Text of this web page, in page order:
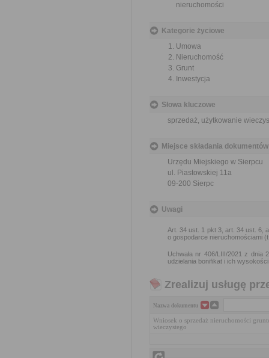
nieruchomości
Kategorie życiowe
Umowa
Nieruchomość
Grunt
Inwestycja
Słowa kluczowe
sprzedaż, użytkowanie
Miejsce składania dokumentów
Urzędu Miejskiego w Sierpcu
ul. Piastowskiej 11a
09-200 Sierpc
Uwagi
Art. 34 ust. 1 pkt 3, art. 34 ust. 6,
o gospodarce nieruchomościami
Uchwała nr 406/LIII/2021 z dnia
udzielania bonifikat i ich wysokości
Zrealizuj usługę
Nazwa dokumentu
Wniosek o sprzedaż nieruchomości
wieczystego